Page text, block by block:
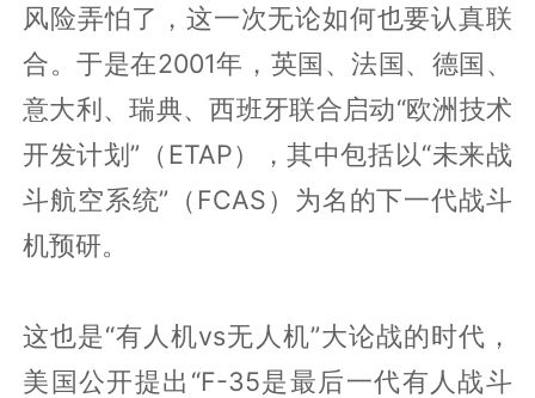
风险弄怕了，这一次无论如何也要认真联
合。于是在2001年，英国、法国、德国、
意大利、瑞典、西班牙联合启动“欧洲技术
开发计划”（ETAP），其中包括以“未来战
斗航空系统”（FCAS）为名的下一代战斗
机预研。
这也是“有人机vs无人机”大论战的时代，
美国公开提出“F-35是最后一代有人战斗